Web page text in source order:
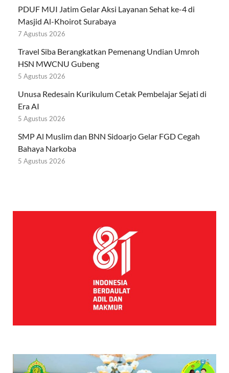
PDUF MUI Jatim Gelar Aksi Layanan Sehat ke-4 di
Masjid Al-Khoirot Surabaya
7 Agustus 2026
Travel Siba Berangkatkan Pemenang Undian Umroh
HSN MWCNU Gubeng
5 Agustus 2026
Unusa Redesain Kurikulum Cetak Pembelajar Sejati di
Era AI
5 Agustus 2026
SMP Al Muslim dan BNN Sidoarjo Gelar FGD Cegah
Bahaya Narkoba
5 Agustus 2026